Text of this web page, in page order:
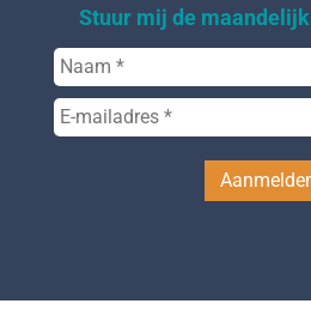
Stuur mij de